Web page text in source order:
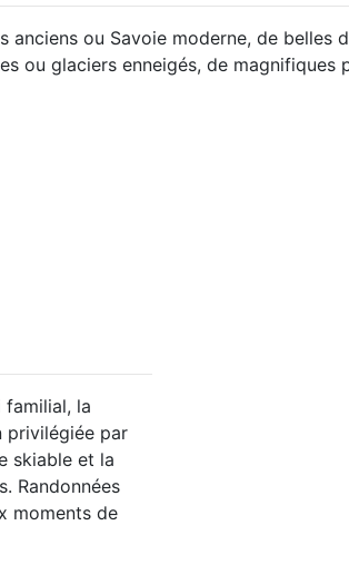
anciens ou Savoie moderne, de belles
ou glaciers enneigés, de magnifiques
familial, la
privilégiée par
skiable et la
Randonnées
moments de